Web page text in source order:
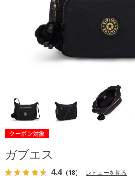
ガブエス
4.4 （18） レビューを見る